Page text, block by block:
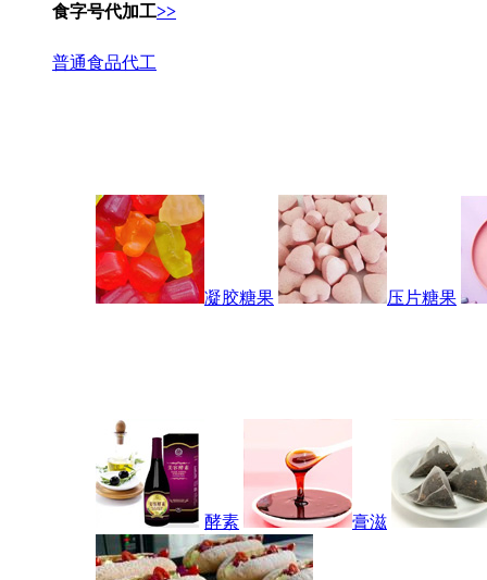
食字号代加工>>
普通食品代工
凝胶糖果 压片糖果
酵素 膏滋